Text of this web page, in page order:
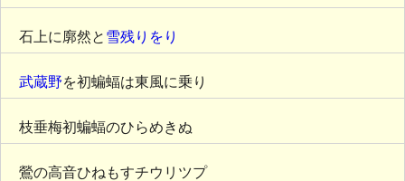
石上に廓然と 雪残りをり
武蔵野を初蝙蝠は東風に乗り
枝垂梅初蝙蝠のひらめきぬ
鶯の高音ひねもすチウリツプ